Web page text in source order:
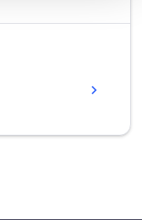
chevron_right